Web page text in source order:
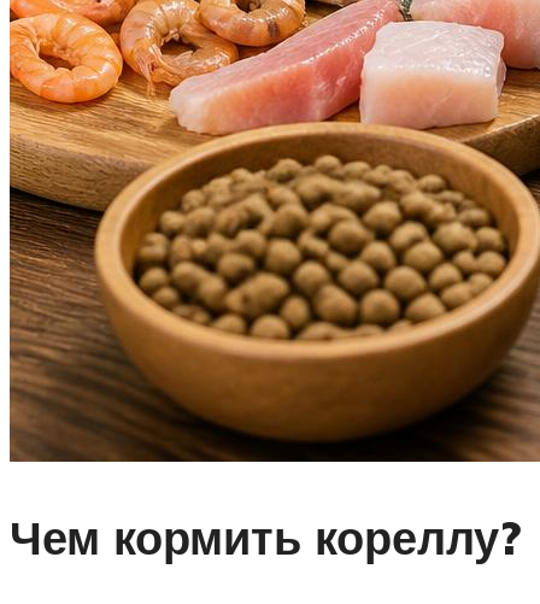
Чем кормить кореллу?